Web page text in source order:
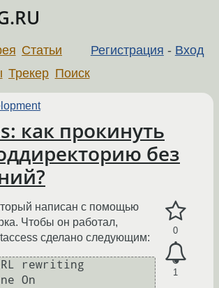
Регистрация - Вход
Статьи
Трекер Поиск
как прокинуть
без
0
1
написан с помощью
Чтобы он работал,
сделано следующим:
rewriting
On